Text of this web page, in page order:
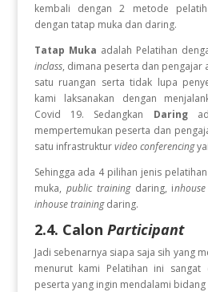
kembali dengan 2 metode
dengan tatap muka dan daring.
Tatap Muka adalah Pelatihan
inclass, dimana peserta dan pengajar
satu ruangan serta tidak lupa
kami laksanakan dengan
Covid 19. Sedangkan Daring
mempertemukan peserta dan
satu infrastrukturvideo conferencing
Sehingga ada 4 pilihan jenis
muka, public trainingdaring, i
inhouse trainingdaring.
2.4. Calon Participant
Jadi sebenarnya siapa saja sih yang
menurut kami Pelatihan ini
peserta yang ingin mendalami bidang